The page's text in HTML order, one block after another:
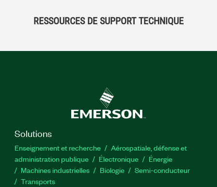
RESSOURCES DE SUPPORT TECHNIQUE
Solutions
Enseignement et recherche
Aérospatiale, défense et
administration publique
Électronique
Énergie​
Machines industrielles
Biologie
Semi-conducteur
Transports